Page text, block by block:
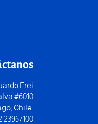
Frei
#6010
Chile.
23967100